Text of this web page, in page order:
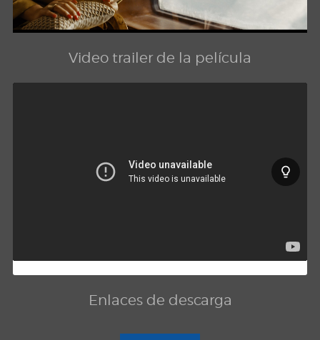
Video trailer de la película
Enlaces de descarga